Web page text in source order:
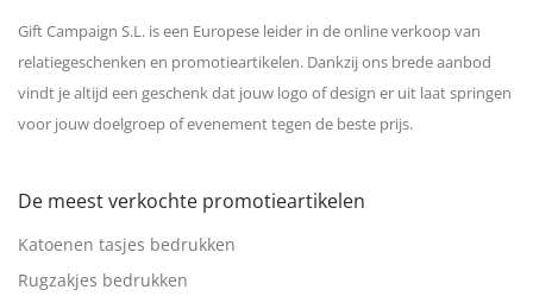
Gift Campaign S.L. is een Europese leider in de online verkoop van
relatiegeschenken en promotieartikelen. Dankzij ons brede aanbod
vindt je altijd een geschenk dat jouw logo of design er uit laat springen
voor jouw doelgroep of evenement tegen de beste prijs.
De meest verkochte promotieartikelen
Katoenen tasjes bedrukken
Rugzakjes bedrukken